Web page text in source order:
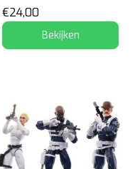
€24,00
Bekijken